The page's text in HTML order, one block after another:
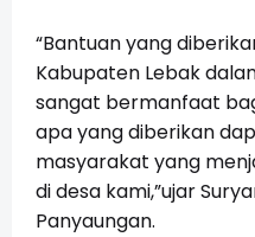
“Bantuan yang
Kabupaten Lebak
sangat bermanfaat
apa yang diberikan
masyarakat yang
di desa kami,”ujar
Panyaungan.